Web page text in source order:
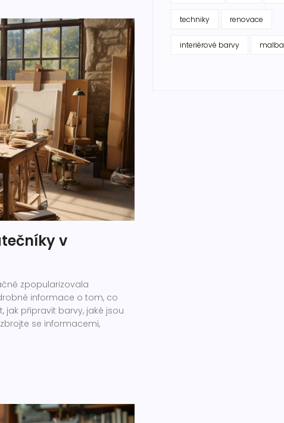
v
zpopularizovala
informace o tom, co
připravit barvy, jaké jsou
se informacemi,
techniky renovace
interiérové barvy malba